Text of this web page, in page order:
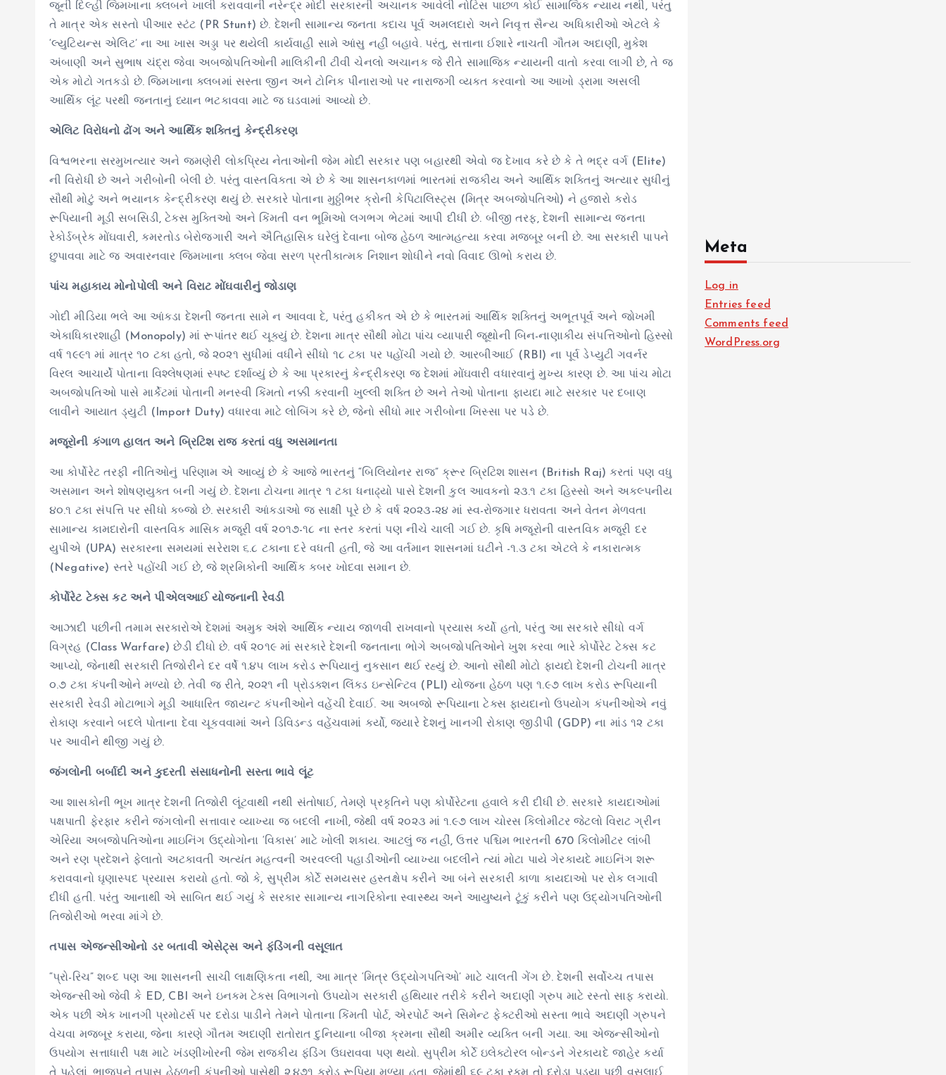
જૂની દિલ્હી જિમખાના ક્લબને ખાલી કરાવવાની નરેન્દ્ર મોદી સરકારની અચાનક આવેલી નોટિસ પાછળ કોઈ સામાજિક ન્યાય નથી, પરંતુ
તે માત્ર એક સસ્તો પીઆર સ્ટંટ (PR Stunt) છે. દેશની સામાન્ય જનતા કદાચ પૂર્વ અમલદારો અને નિવૃત્ત સૈન્ય અધિકારીઓ એટલે કે
‘લ્યુટિયન્સ એલિટ’ ના આ ખાસ અડ્ડા પર થયેલી કાર્યવાહી સામે આંસુ નહીં બહાવે. પરંતુ, સત્તાના ઈશારે નાચતી ગૌતમ અદાણી, મુકેશ
અંબાણી અને સુભાષ ચંદ્રા જેવા અબજોપતિઓની માલિકીની ટીવી ચેનલો અચાનક જે રીતે સામાજિક ન્યાયની વાતો કરવા લાગી છે, તે જ
એક મોટો ગતકડો છે. જિમખાના ક્લબમાં સસ્તા જીન અને ટોનિક પીનારાઓ પર નારાજગી વ્યક્ત કરવાનો આ આખો ડ્રામા અસલી
આર્થિક લૂંટ પરથી જનતાનું ધ્યાન ભટકાવવા માટે જ ઘડવામાં આવ્યો છે.
એલિટ વિરોધનો ઢોંગ અને આર્થિક શક્તિનું કેન્દ્રીકરણ
વિશ્વભરના સરમુખત્યાર અને જમણેરી લોકપ્રિય નેતાઓની જેમ મોદી સરકાર પણ બહારથી એવો જ દેખાવ કરે છે કે તે ભદ્ર વર્ગ (Elite)
ની વિરોધી છે અને ગરીબોની બેલી છે. પરંતુ વાસ્તવિકતા એ છે કે આ શાસનકાળમાં ભારતમાં રાજકીય અને આર્થિક શક્તિનું અત્યાર સુધીનું
સૌથી મોટું અને ભયાનક કેન્દ્રીકરણ થયું છે. સરકારે પોતાના મુઠ્ઠીભર ક્રોની કેપિટાલિસ્ટ્સ (મિત્ર અબજોપતિઓ) ને હજારો કરોડ
રૂપિયાની મૂડી સબસિડી, ટેક્સ મુક્તિઓ અને કિંમતી વન ભૂમિઓ લગભગ ભેટમાં આપી દીધી છે. બીજી તરફ, દેશની સામાન્ય જનતા
રેકોર્ડબ્રેક મોંઘવારી, કમરતોડ બેરોજગારી અને ઐતિહાસિક ઘરેલું દેવાના બોજ હેઠળ આત્મહત્યા કરવા મજબૂર બની છે. આ સરકારી પાપને
છુપાવવા માટે જ અવારનવાર જિમખાના ક્લબ જેવા સરળ પ્રતીકાત્મક નિશાન શોધીને નવો વિવાદ ઊભો કરાય છે.
પાંચ મહાકાય મોનોપોલી અને વિરાટ મોંઘવારીનું જોડાણ
ગોદી મીડિયા ભલે આ આંકડા દેશની જનતા સામે ન આવવા દે, પરંતુ હકીકત એ છે કે ભારતમાં આર્થિક શક્તિનું અભૂતપૂર્વ અને જોખમી
એકાધિકારશાહી (Monopoly) માં રૂપાંતર થઈ ચૂક્યું છે. દેશના માત્ર સૌથી મોટા પાંચ વ્યાપારી જૂથોની બિન-નાણાકીય સંપત્તિઓનો હિસ્સો
વર્ષ ૧૯૯૧ માં માત્ર ૧૦ ટકા હતો, જે ૨૦૨૧ સુધીમાં વધીને સીધો ૧૮ ટકા પર પહોંચી ગયો છે. આરબીઆઈ (RBI) ના પૂર્વ ડેપ્યુટી ગવર્નર
વિરલ આચાર્યે પોતાના વિશ્લેષણમાં સ્પષ્ટ દર્શાવ્યું છે કે આ પ્રકારનું કેન્દ્રીકરણ જ દેશમાં મોંઘવારી વધારવાનું મુખ્ય કારણ છે. આ પાંચ મોટા
અબજોપતિઓ પાસે માર્કેટમાં પોતાની મનસ્વી કિંમતો નક્કી કરવાની ખુલ્લી શક્તિ છે અને તેઓ પોતાના ફાયદા માટે સરકાર પર દબાણ
લાવીને આયાત ડ્યુટી (Import Duty) વધારવા માટે લોબિંગ કરે છે, જેનો સીધો માર ગરીબોના ખિસ્સા પર પડે છે.
મજૂરોની કંગાળ હાલત અને બ્રિટિશ રાજ કરતાં વધુ અસમાનતા
આ કોર્પોરેટ તરફી નીતિઓનું પરિણામ એ આવ્યું છે કે આજે ભારતનું “બિલિયોનર રાજ” ક્રૂર બ્રિટિશ શાસન (British Raj) કરતાં પણ વધુ
અસમાન અને શોષણયુક્ત બની ગયું છે. દેશના ટોચના માત્ર ૧ ટકા ધનાઢ્યો પાસે દેશની કુલ આવકનો ૨૩.૧ ટકા હિસ્સો અને અકલ્પનીય
૪૦.૧ ટકા સંપત્તિ પર સીધો કબ્જો છે. સરકારી આંકડાઓ જ સાક્ષી પૂરે છે કે વર્ષ ૨૦૨૩-૨૪ માં સ્વ-રોજગાર ધરાવતા અને વેતન મેળવતા
સામાન્ય કામદારોની વાસ્તવિક માસિક મજૂરી વર્ષ ૨૦૧૭-૧૮ ના સ્તર કરતાં પણ નીચે ચાલી ગઈ છે. કૃષિ મજૂરોની વાસ્તવિક મજૂરી દર
યુપીએ (UPA) સરકારના સમયમાં સરેરાશ ૬.૮ ટકાના દરે વધતી હતી, જે આ વર્તમાન શાસનમાં ઘટીને -૧.૩ ટકા એટલે કે નકારાત્મક
(Negative) સ્તરે પહોંચી ગઈ છે, જે શ્રમિકોની આર્થિક કબર ખોદવા સમાન છે.
કોર્પોરેટ ટેક્સ કટ અને પીએલઆઈ યોજનાની રેવડી
આઝાદી પછીની તમામ સરકારોએ દેશમાં અમુક અંશે આર્થિક ન્યાય જાળવી રાખવાનો પ્રયાસ કર્યો હતો, પરંતુ આ સરકારે સીધો વર્ગ
વિગ્રહ (Class Warfare) છેડી દીધો છે. વર્ષ ૨૦૧૯ માં સરકારે દેશની જનતાના ભોગે અબજોપતિઓને ખુશ કરવા ભારે કોર્પોરેટ ટેક્સ કટ
આપ્યો, જેનાથી સરકારી તિજોરીને દર વર્ષે ૧.૪૫ લાખ કરોડ રૂપિયાનું નુકસાન થઈ રહ્યું છે. આનો સૌથી મોટો ફાયદો દેશની ટોચની માત્ર
૦.૭ ટકા કંપનીઓને મળ્યો છે. તેવી જ રીતે, ૨૦૨૧ ની પ્રોડક્શન લિંક્ડ ઇન્સેન્ટિવ (PLI) યોજના હેઠળ પણ ૧.૯૭ લાખ કરોડ રૂપિયાની
સરકારી રેવડી મોટાભાગે મૂડી આધારિત જાયન્ટ કંપનીઓને વહેંચી દેવાઈ. આ અબજો રૂપિયાના ટેક્સ ફાયદાનો ઉપયોગ કંપનીઓએ નવું
રોકાણ કરવાને બદલે પોતાના દેવા ચૂકવવામાં અને ડિવિડન્ડ વહેંચવામાં કર્યો, જ્યારે દેશનું ખાનગી રોકાણ જીડીપી (GDP) ના માંડ ૧૨ ટકા
પર આવીને થીજી ગયું છે.
જંગલોની બર્બાદી અને કુદરતી સંસાધનોની સસ્તા ભાવે લૂંટ
આ શાસકોની ભૂખ માત્ર દેશની તિજોરી લૂંટવાથી નથી સંતોષાઈ, તેમણે પ્રકૃતિને પણ કોર્પોરેટના હવાલે કરી દીધી છે. સરકારે કાયદાઓમાં
પક્ષપાતી ફેરફાર કરીને જંગલોની સત્તાવાર વ્યાખ્યા જ બદલી નાખી, જેથી વર્ષ ૨૦૨૩ માં ૧.૯૭ લાખ ચોરસ કિલોમીટર જેટલો વિરાટ ગ્રીન
એરિયા અબજોપતિઓના માઇનિંગ ઉદ્યોગોના ‘વિકાસ’ માટે ખોલી શકાય. આટલું જ નહીં, ઉત્તર પશ્ચિમ ભારતની 670 કિલોમીટર લાંબી
અને રણ પ્રદેશને ફેલાતો અટકાવતી અત્યંત મહત્વની અરવલ્લી પહાડીઓની વ્યાખ્યા બદલીને ત્યાં મોટા પાયે ગેરકાયદે માઇનિંગ શરૂ
કરાવવાનો ઘૃણાસ્પદ પ્રયાસ કરાયો હતો. જો કે, સુપ્રીમ કોર્ટે સમયસર હસ્તક્ષેપ કરીને આ બંને સરકારી કાળા કાયદાઓ પર રોક લગાવી
દીધી હતી. પરંતુ આનાથી એ સાબિત થઈ ગયું કે સરકાર સામાન્ય નાગરિકોના સ્વાસ્થ્ય અને આયુષ્યને ટૂંકું કરીને પણ ઉદ્યોગપતિઓની
તિજોરીઓ ભરવા માંગે છે.
તપાસ એજન્સીઓનો ડર બતાવી એસેટ્સ અને ફંડિંગની વસૂલાત
“પ્રો-રિચ” શબ્દ પણ આ શાસનની સાચી લાક્ષણિકતા નથી, આ માત્ર ‘મિત્ર ઉદ્યોગપતિઓ’ માટે ચાલતી ગેંગ છે. દેશની સર્વોચ્ચ તપાસ
એજન્સીઓ જેવી કે ED, CBI અને ઇનકમ ટેક્સ વિભાગનો ઉપયોગ સરકારી હથિયાર તરીકે કરીને અદાણી ગ્રુપ માટે રસ્તો સાફ કરાયો.
એક પછી એક ખાનગી પ્રમોટર્સ પર દરોડા પાડીને તેમને પોતાના કિંમતી પોર્ટ, એરપોર્ટ અને સિમેન્ટ ફેક્ટરીઓ સસ્તા ભાવે અદાણી ગ્રુપને
વેચવા મજબૂર કરાયા, જેના કારણે ગૌતમ અદાણી રાતોરાત દુનિયાના બીજા ક્રમના સૌથી અમીર વ્યક્તિ બની ગયા. આ એજન્સીઓનો
ઉપયોગ સત્તાધારી પક્ષ માટે ખંડણીખોરની જેમ રાજકીય ફંડિંગ ઉઘરાવવા પણ થયો. સુપ્રીમ કોર્ટે ઇલેક્ટોરલ બોન્ડને ગેરકાયદે જાહેર કર્યા
Meta
Log in
Entries feed
Comments feed
WordPress.org